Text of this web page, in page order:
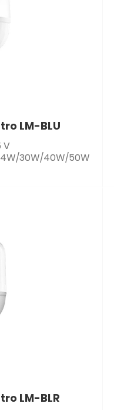
LM-BLU
V
30W/40W/50W
LM-BLR